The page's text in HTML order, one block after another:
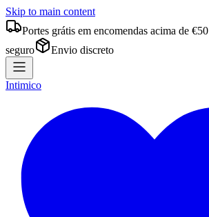
Skip to main content
Portes grátis em encomendas acima de €50
seguro
Envio discreto
Intimico